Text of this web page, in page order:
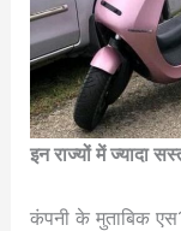
इन राज्यों में ज्यादा
कंपनी के मुताबिक